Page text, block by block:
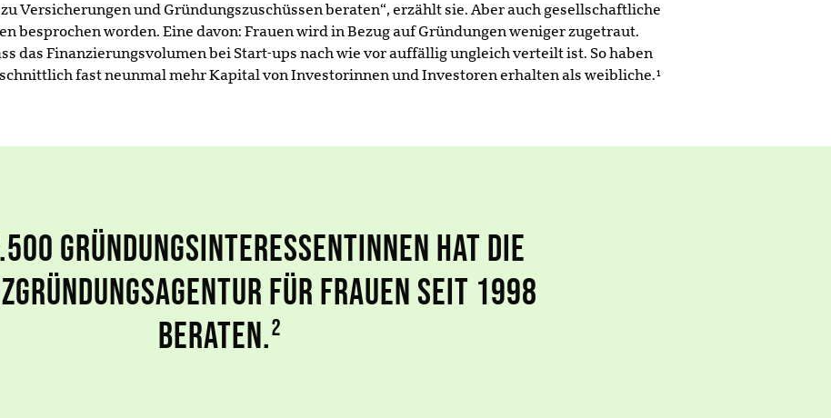
Versicherungen und Gründungszuschüssen beraten“, erzählt sie. Aber auch gesellschaftliche
besprochen worden. Eine davon: Frauen wird in Bezug auf Gründungen weniger zugetraut.
das Finanzierungsvolumen bei Start-ups nach wie vor auffällig ungleich verteilt ist. So haben
fast neunmal mehr Kapital von Investorinnen und Investoren erhalten als weibliche.¹
GRÜNDUNGSINTERESSENTINNEN HAT DIE
FÜR FRAUEN SEIT 1998
BERATEN.²